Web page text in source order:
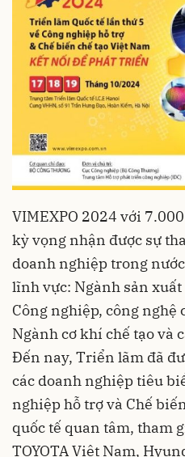
VIMEXPO 2024 với
kỳ vọng nhận được sự
doanh nghiệp trong
lĩnh vực: Ngành sản
Công nghiệp, công nghệ
Ngành cơ khí chế tạo và
Đến nay, Triển lãm đã
các doanh nghiệp tiêu
nghiệp hỗ trợ và Chế
quốc tế quan tâm, tham
TOYOTA Việt Nam,